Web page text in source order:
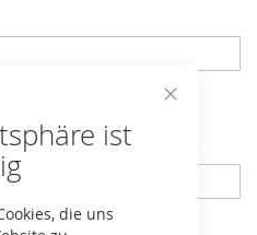
ist
die uns
und Zahlen unten ein